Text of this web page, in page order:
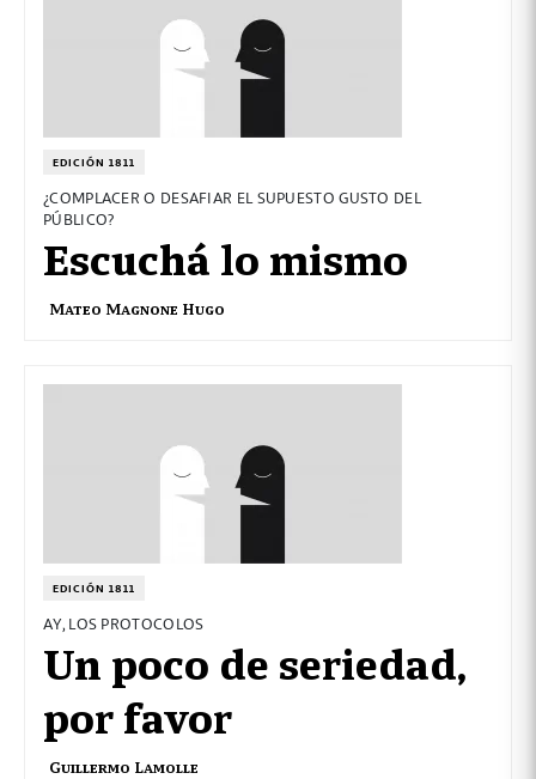
EDICIÓN 1811
¿COMPLACER O DESAFIAR EL SUPUESTO GUSTO DEL
PÚBLICO?
Escuchá lo mismo
Mateo Magnone Hugo
EDICIÓN 1811
AY, LOS PROTOCOLOS
Un poco de seriedad,
por favor
Guillermo Lamolle